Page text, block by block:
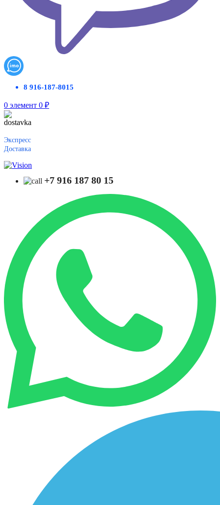
8 916-187-8015
0 элемент 0 ₽
Экспресс
Доставка
+7 916 187 80 15